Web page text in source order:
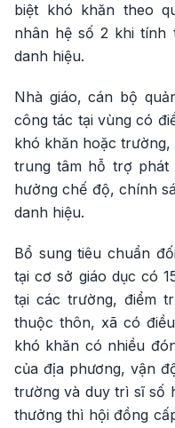
biệt khó khăn theo
nhân hệ số 2 khi tính
danh hiệu.
Nhà giáo, cán bộ
công tác tại vùng có
khó khăn hoặc
trung tâm hỗ trợ phát
hưởng chế độ, chính
danh hiệu.
Bổ sung tiêu chuẩn
tại cơ sở giáo dục có
tại các trường, điểm
thuộc thôn, xã có
khó khăn có nhiều
của địa phương, vận
trường và duy trì sĩ số
thưởng thì hội đồng